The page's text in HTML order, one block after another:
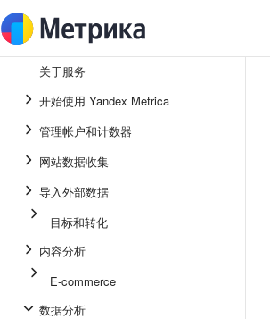
关于服务
开始使用 Yandex Metrica
管理帐户和计数器
网站数据收集
导入外部数据
目标和转化
内容分析
E-commerce
数据分析